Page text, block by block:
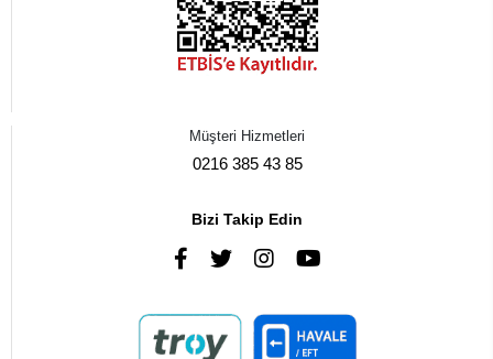
Müşteri Hizmetleri
0216 385 43 85
Bizi Takip Edin